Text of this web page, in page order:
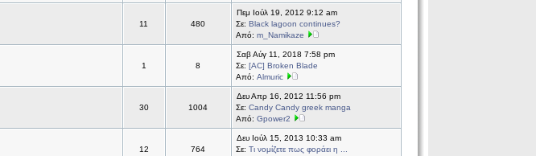
11 480
Πεμ Ιούλ 19, 2012 9:12 am
Σε: Black lagoon continues?
Από: m_Namikaze
1 8
Σαβ Αύγ 11, 2018 7:58 pm
Σε: [AC] Broken Blade
Από: Almuric
30 1004
Δευ Απρ 16, 2012 11:56 pm
Σε: Candy Candy greek manga
Από: Gpower2
12 764
Δευ Ιούλ 15, 2013 10:33 am
Σε: Τι νομίζετε πως φοράει η ...